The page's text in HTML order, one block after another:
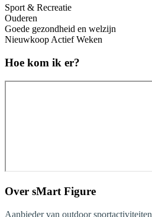
Sport & Recreatie
Ouderen
Goede gezondheid en welzijn
Nieuwkoop Actief Weken
Hoe kom ik er?
Over sMart Figure
Aanbieder van outdoor